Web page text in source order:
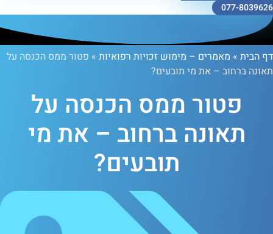
077-
» מאמרים – מימוש זכויות רפואיות »פטור ממס הכנסה על
– את מי תובעים?
ממס הכנסה על
ברחוב – את מי
תובעים?